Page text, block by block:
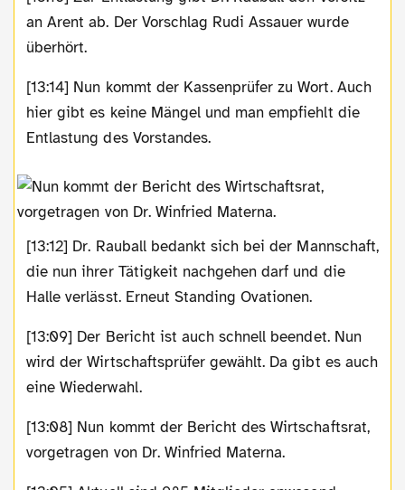
an Arent ab. Der Vorschlag Rudi Assauer wurde
überhört.
[13:14] Nun kommt der Kassenprüfer zu Wort. Auch
hier gibt es keine Mängel und man empfiehlt die
Entlastung des Vorstandes.
[13:12] Dr. Rauball bedankt sich bei der Mannschaft,
die nun ihrer Tätigkeit nachgehen darf und die
Halle verlässt. Erneut Standing Ovationen.
[13:09] Der Bericht ist auch schnell beendet. Nun
wird der Wirtschaftsprüfer gewählt. Da gibt es auch
eine Wiederwahl.
[13:08] Nun kommt der Bericht des Wirtschaftsrat,
vorgetragen von Dr. Winfried Materna.